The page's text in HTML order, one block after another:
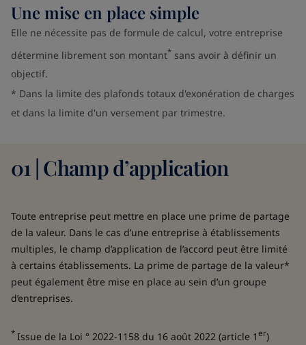
Une mise en place simple
Elle ne nécessite pas de formule de calcul, votre entreprise
détermine librement son montant* sans avoir à définir un
objectif.
* Dans la limite des plafonds totaux d'exonération de charges
et dans la limite d'un versement par trimestre.
01 | Champ d’application
Toute entreprise peut mettre en place une prime de partage
de la valeur. Dans le cas d’une entreprise à établissements
multiples, le champ d’application de l’accord peut être limité
à certains établissements. La prime de partage de la valeur*
peut également être mise en place au sein d’un groupe
d’entreprises.
* Issue de la Loi ° 2022-1158 du 16 août 2022 (article 1 er)